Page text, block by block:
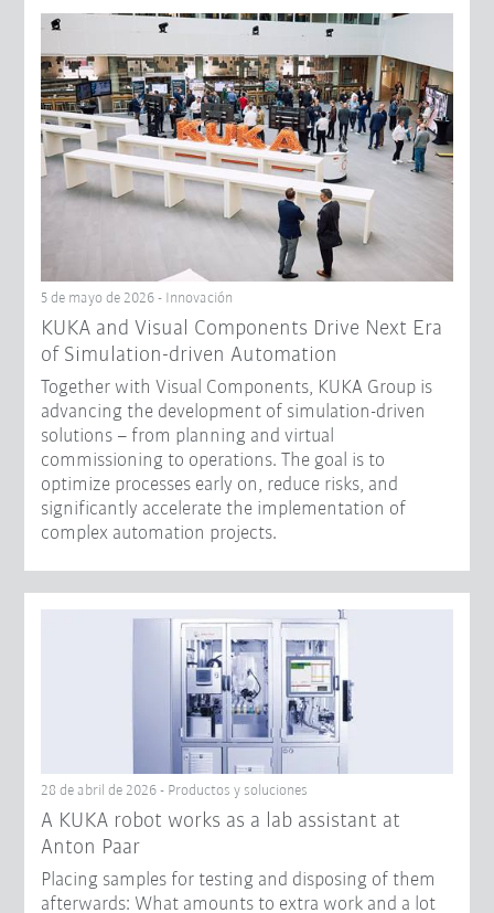
5 de mayo de 2026 - Innovación
KUKA and Visual Components Drive Next Era
of Simulation-driven Automation
Together with Visual Components, KUKA Group is
advancing the development of simulation-driven
solutions – from planning and virtual
commissioning to operations. The goal is to
optimize processes early on, reduce risks, and
significantly accelerate the implementation of
complex automation projects.
28 de abril de 2026 - Productos y soluciones
A KUKA robot works as a lab assistant at
Anton Paar
Placing samples for testing and disposing of them
afterwards: What amounts to extra work and a lot